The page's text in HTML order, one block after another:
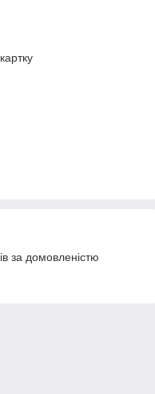
за домовленістю